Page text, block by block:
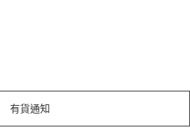
有貨通知